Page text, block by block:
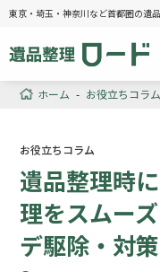
東京・埼玉・神奈川など首都圏の遺
ホーム - お役立ちコラム
お役立ちコラム
遺品整理時
理をスムー
デ駆除・対